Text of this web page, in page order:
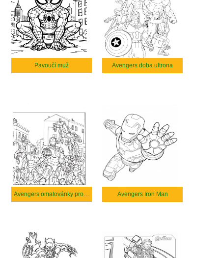
Pavoučí muž Avengers doba ultrona
Avengers omalovánky pro děti. Avengers Iron Man